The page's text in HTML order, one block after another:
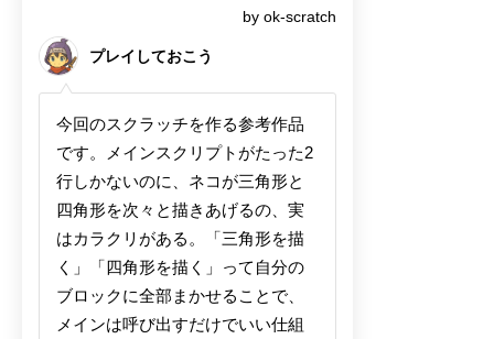
by ok-scratch
プレイしておこう
今回のスクラッチを作る参考作品
です。メインスクリプトがたった2
行しかないのに、ネコが三角形と
四角形を次々と描きあげるの、実
はカラクリがある。「三角形を描
く」「四角形を描く」って自分の
ブロックに全部まかせることで、
メインは呼び出すだけでいい仕組